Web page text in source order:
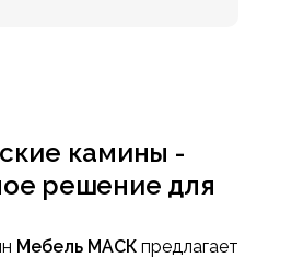
камины -
решение для
Мебель МАСК предлагает